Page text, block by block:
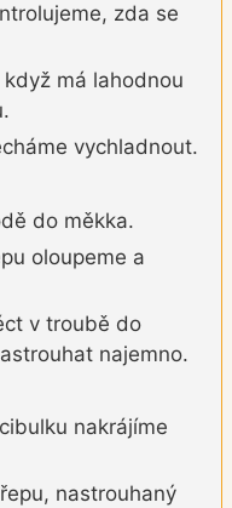
zda se
má lahodnou
vychladnout.
do měkka.
oloupeme a
v troubě do
najemno.
nakrájíme
nastrouhaný